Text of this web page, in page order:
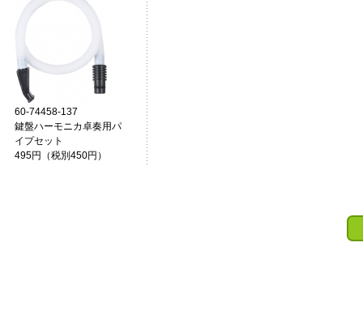
60-74458-137
鍵盤ハーモニカ卓奏用パ
イプセット
495円（税別450円）